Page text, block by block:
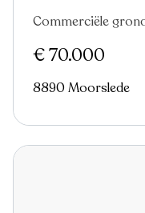
Nieuw
Commerciële
€ 70.000
8890 Moorslede